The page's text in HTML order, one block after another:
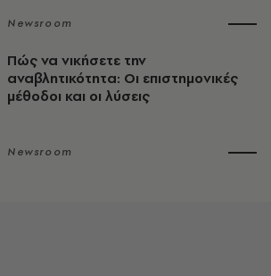
Newsroom
Πώς να νικήσετε την
αναβλητικότητα: Οι επιστημονικές
μέθοδοι και οι λύσεις
Newsroom